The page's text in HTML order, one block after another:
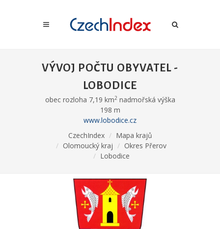
VÝVOJ POČTU OBYVATEL -
LOBODICE
obec rozloha 7,19 km2nadmořská výška
198 m
www.lobodice.cz
CzechIndex
Mapa krajů
Olomoucký kraj
Okres Přerov
Lobodice